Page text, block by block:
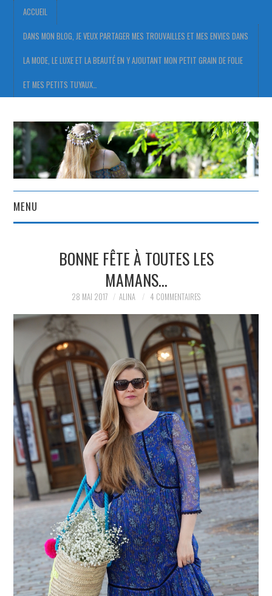
ACCUEIL
DANS MON BLOG, JE VEUX PARTAGER MES TROUVAILLES ET MES ENVIES DANS
LA MODE, LE LUXE ET LA BEAUTÉ EN Y AJOUTANT MON PETIT GRAIN DE FOLIE
ET MES PETITS TUYAUX…
MENU
DANS MON BLOG, JE VEUX
PARTAGER MES
TROUVAILLES ET MES
ENVIES DANS LA MODE, LE
LUXE ET LA BEAUTÉ EN Y
AJOUTANT MON PETIT
GRAIN DE FOLIE ET MES
PETITS TUYAUX…
BONNE FÊTE À TOUTES LES
MAMANS…
28 MAI 2017 ALINA 4 COMMENTAIRES